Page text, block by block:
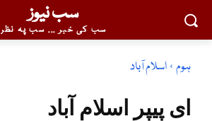
سب نیوز
سب کی خبر ... سب پہ نظر
ہوم اسلام آباد
ای پیپر اسلام آباد